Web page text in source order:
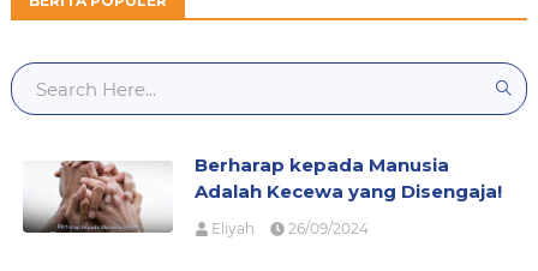
Berharap kepada Manusia
Adalah Kecewa yang Disengaja!
Eliyah 26/09/2024